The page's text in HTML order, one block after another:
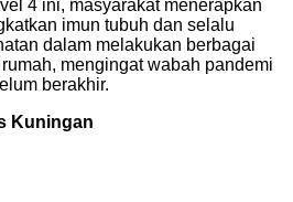
4 ini, masyarakat menerapkan
imun tubuh dan selalu
dalam melakukan berbagai
mengingat wabah pandemi
berakhir.
Kuningan